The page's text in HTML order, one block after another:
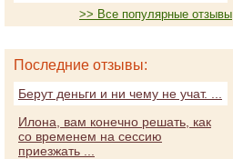
>> Все популярные отзывы
Последние отзывы:
Берут деньги и ни чему не учат. ...
Илона, вам конечно решать, как
со временем на сессию
приезжать ...